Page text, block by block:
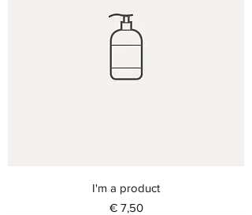
I'm a product
Prijs
€ 7,50